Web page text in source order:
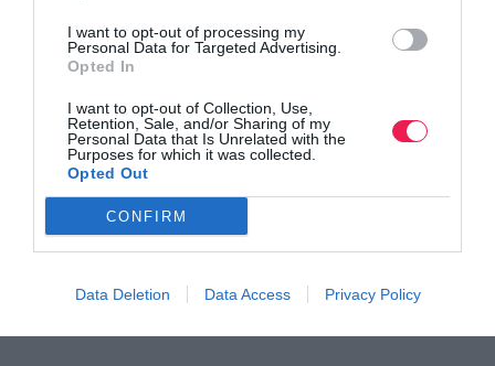
I want to opt-out of processing my
Personal Data for Targeted Advertising.
Opted In
I want to opt-out of Collection, Use,
Retention, Sale, and/or Sharing of my
Personal Data that Is Unrelated with the
Purposes for which it was collected.
Opted Out
CONFIRM
Data Deletion Data Access Privacy Policy